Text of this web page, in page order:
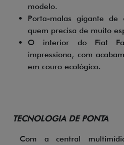
modelo.
Porta-malas gigante
quem precisa de muito
O interior do Fiat
impressiona, com
em couro ecológico.
TECNOLOGIA DE PONTA
Com a central